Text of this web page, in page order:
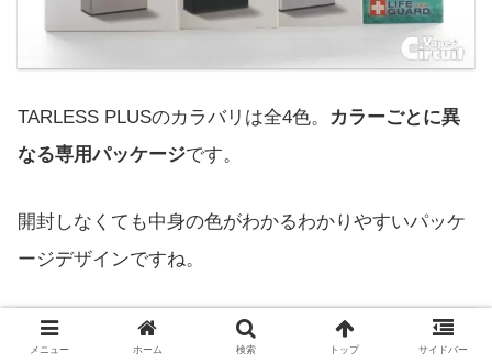
TARLESS PLUSのカラバリは全4色。
カラーごとに異
なる専用パッケージです。
開封しなくても中身の色がわかるわかりやすいパッケ
ージデザインですね。
メニュー ホーム 検索 トップ サイドバー